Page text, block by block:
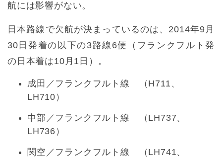
航には影響がない。
日本路線で欠航が決まっているのは、2014年9月
30日発着の以下の3路線6便（フランクフルト発
の日本着は10月1日）。
成田／フランクフルト線 （H711、
LH710）
中部／フランクフルト線 （LH737、
LH736）
関空／フランクフルト線 （LH741、